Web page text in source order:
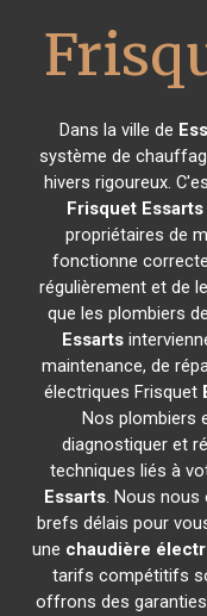
Dans la ville de
système de
hivers rigoureux.
Frisquet Essarts
propriétaires de
fonctionne
régulièrement et de
que les plombiers
Essarts
maintenance, de
électriques Frisquet
Nos plombiers
diagnostiquer et
techniques liés à
Essarts. Nous nous
brefs délais pour
une chaudière
tarifs compétitifs
offrons des